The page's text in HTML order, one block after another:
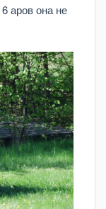
аров она не